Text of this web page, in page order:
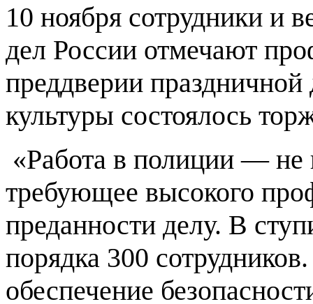
10 ноября сотрудники и
дел России отмечают
преддверии
культуры состоялось
«Работа в полиции — не
требующее высокого
преданности делу. В
порядка 300
обеспечение